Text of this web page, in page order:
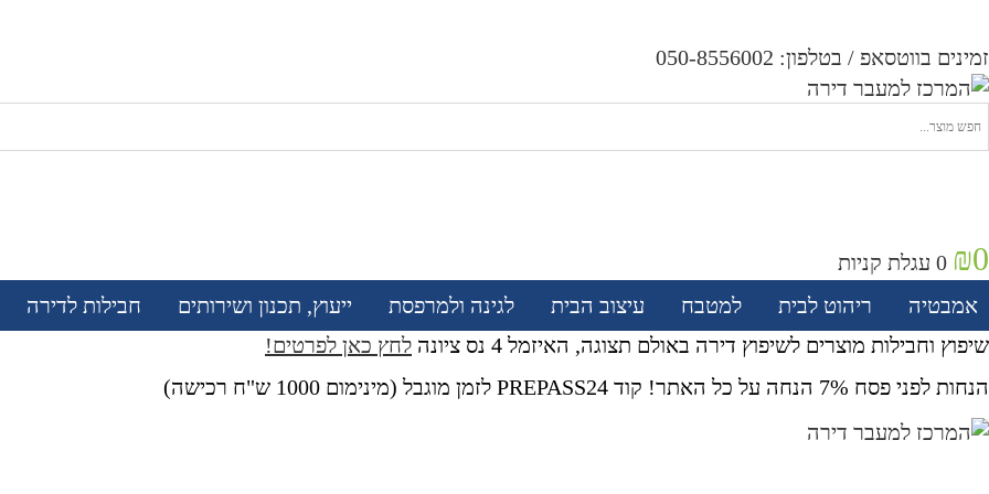
זמינים בווטסאפ / בטלפון: 050-8556002
₪0
0 עגלת קניות
אמבטיה
ריהוט לבית למטבח עיצוב הבית לגינה ולמרפסת ייעוץ, תכנון ושירותים חבילות לדירה
שיפוץ וחבילות מוצרים לשיפוץ דירה באולם תצוגה, האיזמל 4 נס ציונה
לחץ כאן לפרטים!
הנחות לפני פסח 7% הנחה על כל האתר! קוד PREPASS24 לזמן מוגבל (מינימום 1000 ש"ח רכישה)